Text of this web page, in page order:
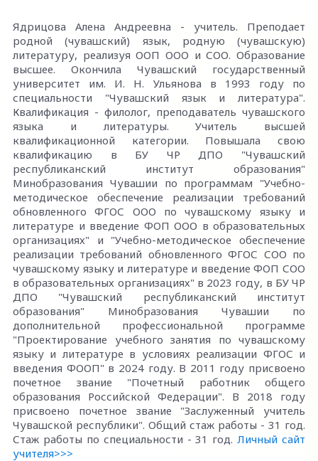
Ядрицова Алена Андреевна - учитель. Преподает
родной (чувашский) язык, родную (чувашскую)
литературу, реализуя ООП ООО и СОО. Образование
высшее. Окончила Чувашский государственный
университет им. И. Н. Ульянова в 1993 году по
специальности "Чувашский язык и литература".
Квалификация - филолог, преподаватель чувашского
языка и литературы. Учитель высшей
квалификационной категории. Повышала свою
квалификацию в БУ ЧР ДПО "Чувашский
республиканский институт образования"
Минобразования Чувашии по программам "Учебно-
методическое обеспечение реализации требований
обновленного ФГОС ООО по чувашскому языку и
литературе и введение ФОП ООО в образовательных
организациях" и "Учебно-методическое обеспечение
реализации требований обновленного ФГОС СОО по
чувашскому языку и литературе и введение ФОП СОО
в образовательных организациях" в 2023 году, в БУ ЧР
ДПО "Чувашский республиканский институт
образования" Минобразования Чувашии по
дополнительной профессиональной программе
"Проектирование учебного занятия по чувашскому
языку и литературе в условиях реализации ФГОС и
введения ФООП" в 2024 году. В 2011 году присвоено
почетное звание "Почетный работник общего
образования Российской Федерации". В 2018 году
присвоено почетное звание "Заслуженный учитель
Чувашской республики". Общий стаж работы - 31 год.
Стаж работы по специальности - 31 год.Личный сайт
учителя>>>